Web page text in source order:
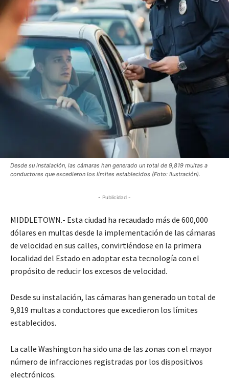
Desde su instalación, las cámaras han generado un total de 9,819 multas a
conductores que excedieron los límites establecidos (Foto: Ilustración).
- Publicidad -
MIDDLETOWN.- Esta ciudad ha recaudado más de 600,000
dólares en multas desde la implementación de las cámaras
de velocidad en sus calles, convirtiéndose en la primera
localidad del Estado en adoptar esta tecnología con el
propósito de reducir los excesos de velocidad.
Desde su instalación, las cámaras han generado un total de
9,819 multas a conductores que excedieron los límites
establecidos.
La calle Washington ha sido una de las zonas con el mayor
número de infracciones registradas por los dispositivos
electrónicos.